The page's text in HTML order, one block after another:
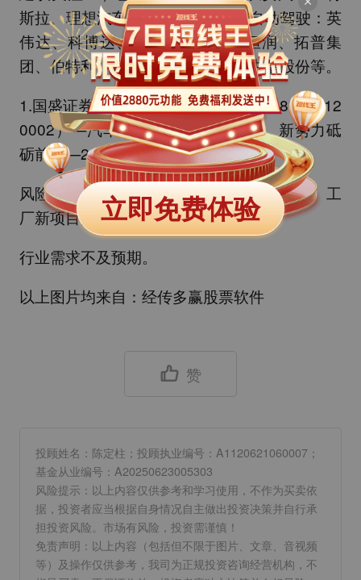
斯拉、理想汽车、赛力斯等； 2）自动驾驶：英
伟达、科博达、德赛西威、经纬恒润、拓普集
团、伯特利、耐世特、保隆科技、中鼎股份等。
1.国盛证券—丁逸朦 （执业编号：S068052112
0002）—汽车：高阶智驾东风渐起，新势力砥
砺前行—20240111；
风险提示：政策落地进度不达预期，新车型、工
厂新项目落地不及预期，
行业需求不及预期。
以上图片均来自：经传多赢股票软件
赞
投顾姓名：陈定柱；投顾执业编号：A1120621060007；
基金从业编号：A20250623005303
风险提示：以上内容仅供参考和学习使用，不作为买卖依
据，投资者应当根据自身情况自主做出投资决策并自行承
担投资风险。市场有风险，投资需谨慎！
免责声明：以上内容（包括但不限于图片、文章、音视频
等）及操作仅供参考，我司为正规投资咨询经营机构，不
立即免费体验